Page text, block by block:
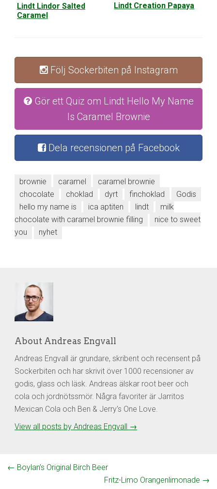
Lindt Lindor Salted
Caramel
Lindt Creation Papaya
Följ Sockerbiten på Instagram
Gör ett Quiz om Lindt Hello My Name
Is Caramel Brownie
Dela recensionen på Facebook
brownie caramel
caramel brownie
chocolate
choklad dyrt finchoklad
Godis
hello my name is
ica aptiten lindt
milk
chocolate with caramel brownie filling
nice to sweet
you
nyhet
About Andreas Engvall
Andreas Engvall är grundare, skribent och recensent på
Sockerbiten och har skrivit över 1000 recensioner av
godis, glass och läsk. Andreas älskar root beer och
cola och jordnötssmör. Några favoriter är Jarritos
Mexican Cola och Ben & Jerry's One Love.
View all posts by Andreas Engvall →
← Boylan’s Original Birch Beer
Fritz-Limo Orangenlimonade →